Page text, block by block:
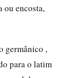
ou encosta,
germânico ,
para o latim